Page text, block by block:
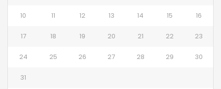
10 11 12 13 14 15 16
17 18 19 20 21 22 23
24 25 26 27 28 29 30
31